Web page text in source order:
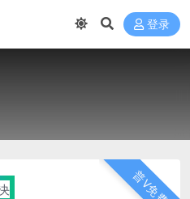
登录
普V免费